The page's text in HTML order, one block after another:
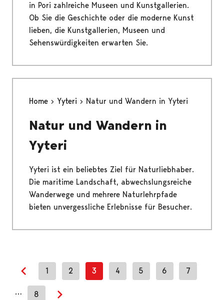
in Pori zahlreiche Museen und Kunstgallerien.
Ob Sie die Geschichte oder die moderne Kunst
lieben, die Kunstgallerien, Museen und
Sehenswürdigkeiten erwarten Sie.
Home Yyteri Natur und Wandern in Yyteri
Natur und Wandern in
Yyteri
Yyteri ist ein beliebtes Ziel für Naturliebhaber.
Die maritime Landschaft, abwechslungsreiche
Wanderwege und mehrere Naturlehrpfade
bieten unvergessliche Erlebnisse für Besucher.
Previous page
1 2 3 4 5 6 7
… 8